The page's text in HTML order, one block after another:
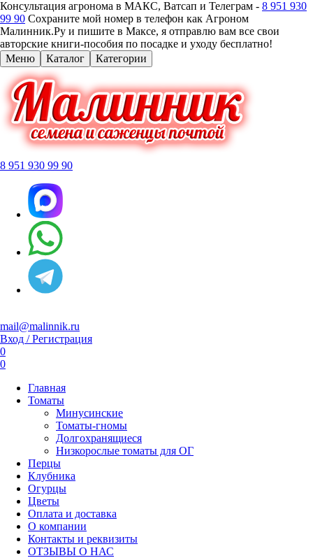
Консультация агронома в МАКС, Ватсап и Телеграм - 8 951 930
99 90 Сохраните мой номер в телефон как Агроном
Малинник.Ру и пишите в Максе, я отправлю вам все свои
авторские книги-пособия по посадке и уходу бесплатно!
Меню
Каталог Категории
8 951 930 99 90
mail@malinnik.ru
Вход / Регистрация
0
0
Главная
Томаты
Минусинские
Томаты-гномы
Долгохранящиеся
Низкорослые томаты для ОГ
Перцы
Клубника
Огурцы
Цветы
Оплата и доставка
О компании
Контакты и реквизиты
ОТЗЫВЫ О НАС